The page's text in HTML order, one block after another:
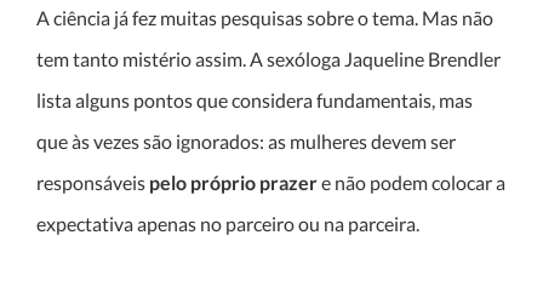
A ciência já fez muitas pesquisas sobre o tema. Mas não
tem tanto mistério assim. A sexóloga Jaqueline Brendler
lista alguns pontos que considera fundamentais, mas
que às vezes são ignorados: as mulheres devem ser
responsáveis pelo próprio prazere não podem colocar a
expectativa apenas no parceiro ou na parceira.